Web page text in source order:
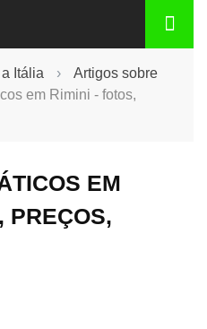
Itália ›
Artigos sobre
em Rimini - fotos,
EM
PREÇOS,